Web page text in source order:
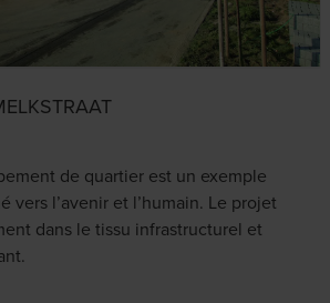
de quartier est un exemple
vers l’avenir et l’humain. Le projet
dans le tissu infrastructurel et